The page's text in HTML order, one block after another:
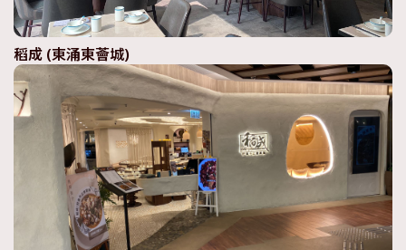
稻成 (東涌東薈城)